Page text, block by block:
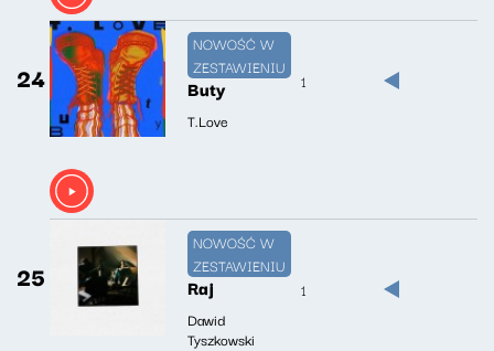
24
NOWOŚĆ W
ZESTAWIENIU
Buty
T.Love
1
25
NOWOŚĆ W
ZESTAWIENIU
Raj
Dawid
Tyszkowski
1